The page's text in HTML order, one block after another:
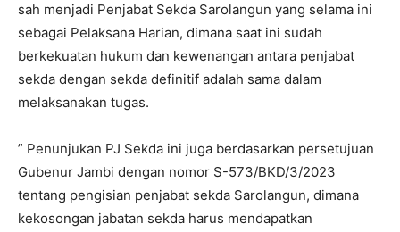
sah menjadi Penjabat Sekda Sarolangun yang selama ini
sebagai Pelaksana Harian, dimana saat ini sudah
berkekuatan hukum dan kewenangan antara penjabat
sekda dengan sekda definitif adalah sama dalam
melaksanakan tugas.
” Penunjukan PJ Sekda ini juga berdasarkan persetujuan
Gubenur Jambi dengan nomor S-573/BKD/3/2023
tentang pengisian penjabat sekda Sarolangun, dimana
kekosongan jabatan sekda harus mendapatkan